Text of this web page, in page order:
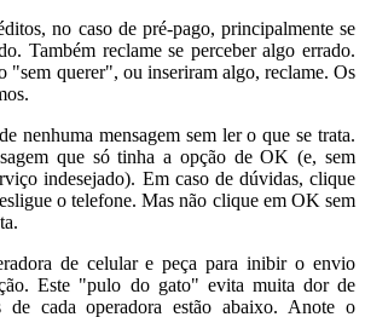
no caso de pré-pago, principalmente se
Também reclame se perceber algo errado.
"sem querer", ou inseriram algo, reclame. Os
nenhuma mensagem sem ler o que se trata.
que só tinha a opção de OK (e, sem
indesejado). Em caso de dúvidas, clique
o telefone. Mas não clique em OK sem
de celular e peça para inibir o envio
Este "pulo do gato" evita muita dor de
de cada operadora estão abaixo. Anote o